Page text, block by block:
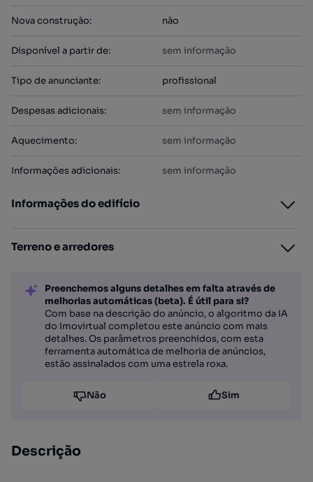
Nova construção: não
Disponível a partir de: sem informação
Tipo de anunciante: profissional
Despesas adicionais: sem informação
Aquecimento: sem informação
Informações adicionais: sem informação
Informações do edifício
Terreno e arredores
Preenchemos alguns detalhes em falta através de
melhorias automáticas (beta). É útil para si?
Com base na descrição do anúncio, o algoritmo da IA
do Imovirtual completou este anúncio com mais
detalhes. Os parâmetros preenchidos, com esta
ferramenta automática de melhoria de anúncios,
estão assinalados com uma estrela roxa.
Não Sim
Descrição